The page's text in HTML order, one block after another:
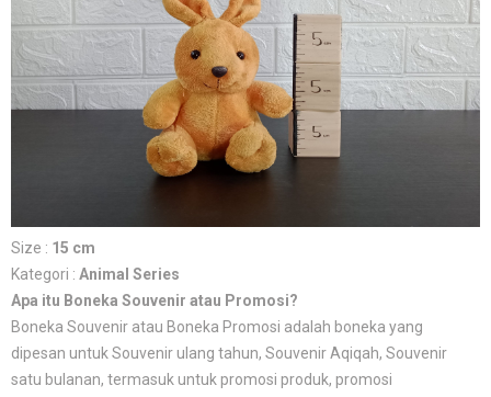
Size : 15 cm
Kategori : Animal Series
Apa itu Boneka Souvenir atau Promosi?
Boneka Souvenir atau Boneka Promosi adalah boneka yang
dipesan untuk Souvenir ulang tahun, Souvenir Aqiqah, Souvenir
satu bulanan, termasuk untuk promosi produk, promosi